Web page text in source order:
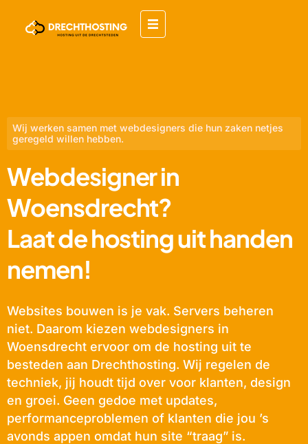
Wij werken samen met webdesigners die hun zaken netjes
geregeld willen hebben.
Webdesigner in
Woensdrecht?
Laat de hosting uit handen
nemen!
Websites bouwen is je vak. Servers beheren
niet. Daarom kiezen webdesigners in
Woensdrecht ervoor om de hosting uit te
besteden aan Drechthosting. Wij regelen de
techniek, jij houdt tijd over voor klanten, design
en groei. Geen gedoe met updates,
performanceproblemen of klanten die jou ’s
avonds appen omdat hun site “traag” is.